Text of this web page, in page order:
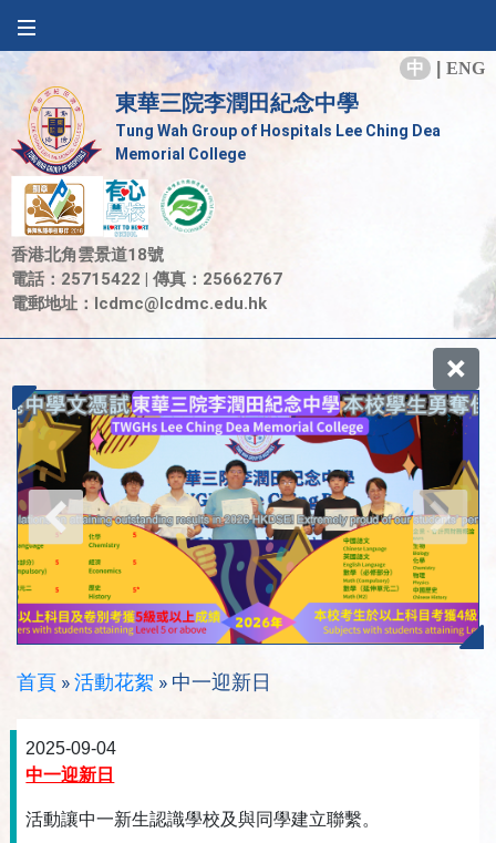
中 ENG
東華三院李潤田紀念中學
Tung Wah Group of Hospitals Lee Ching Dea
Memorial College
香港北角雲景道18號
電話：25715422 | 傳真：25662767
電郵地址： lcdmc@lcdmc.edu.hk
首頁 »活動花絮 » 中一迎新日
2025-09-04
中一迎新日
活動讓中一新生認識學校及與同學建立聯繫。